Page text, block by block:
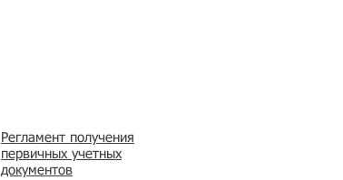
Регламент получения
первичных учетных
документов